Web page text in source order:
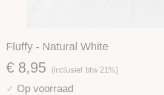
Fluffy - Natural White
€ 8,95 (inclusief btw 21%)
✓ Op voorraad